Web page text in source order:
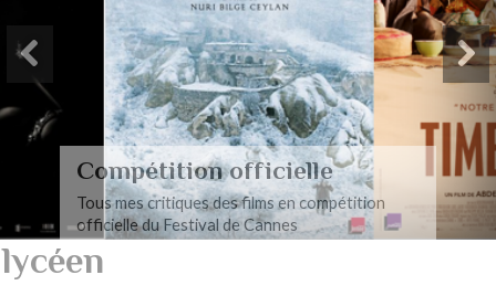
Compétition officielle
Tous mes critiques des films en compétition
officielle du Festival de Cannes
lycéen